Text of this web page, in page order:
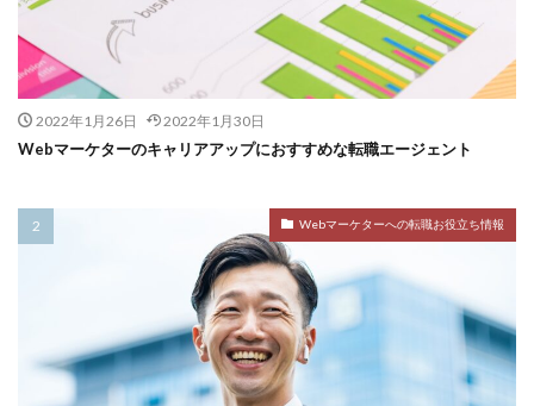
2022年1月26日 2022年1月30日
Webマーケターのキャリアアップにおすすめな転職エージェント
Webマーケターへの転職お役立ち情報